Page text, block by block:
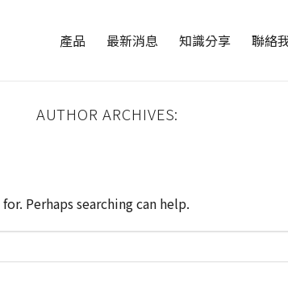
產品 最新消息 知識分享 聯絡
AUTHOR ARCHIVES:
Perhaps searching can help.